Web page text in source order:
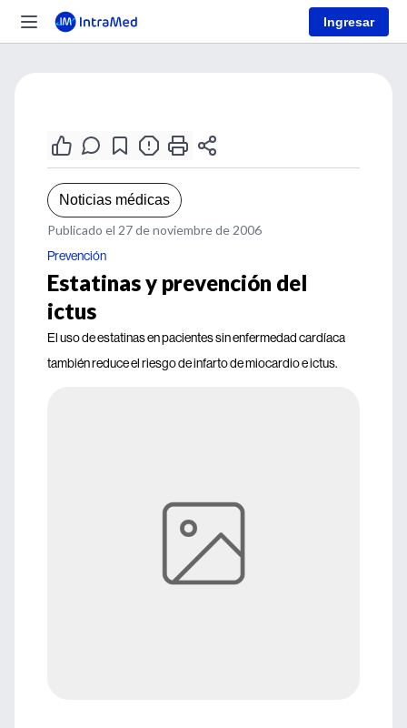
Ingresar
Noticias médicas
Publicado el 27 de noviembre de 2006
Prevención
Estatinas y prevención del
ictus
El uso de estatinas en pacientes sin enfermedad cardíaca
también reduce el riesgo de infarto de miocardio e ictus.